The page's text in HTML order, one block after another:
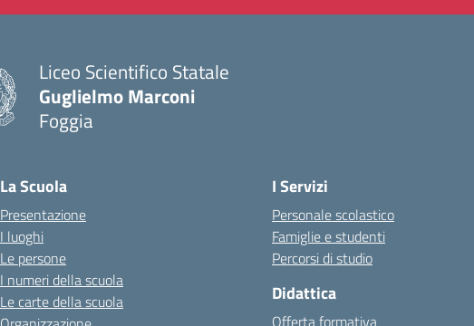
Liceo Scientifico Statale
Guglielmo Marconi
Foggia
La Scuola
Presentazione
I luoghi
Le persone
I numeri della scuola
Le carte della scuola
I Servizi
Personale scolastico
Famiglie e studenti
Percorsi di studio
Didattica
Offerta formativa